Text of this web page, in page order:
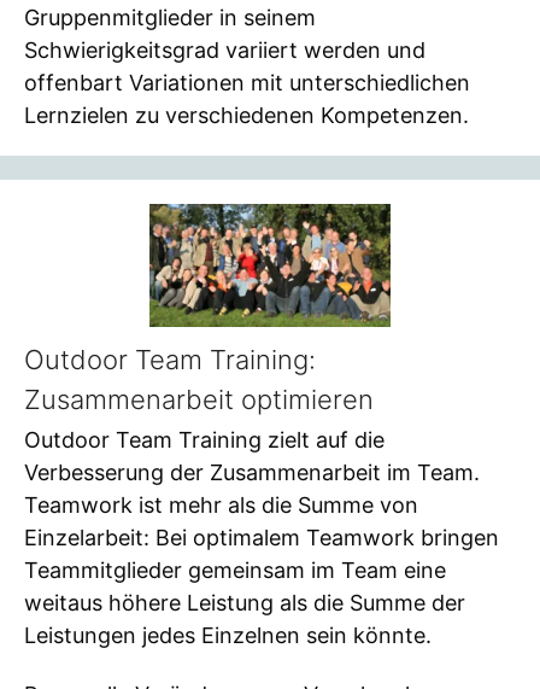
Gruppenmitglieder in seinem
Schwierigkeitsgrad variiert werden und
offenbart Variationen mit unterschiedlichen
Lernzielen zu verschiedenen Kompetenzen.
Outdoor Team Training:
Zusammenarbeit optimieren
Outdoor Team Training zielt auf die
Verbesserung der Zusammenarbeit im Team.
Teamwork ist mehr als die Summe von
Einzelarbeit: Bei optimalem Teamwork bringen
Teammitglieder gemeinsam im Team eine
weitaus höhere Leistung als die Summe der
Leistungen jedes Einzelnen sein könnte.